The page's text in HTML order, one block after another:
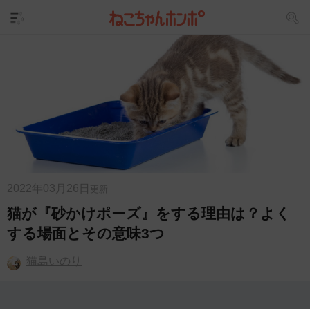
2022年03月26日 更新
猫が『砂かけポーズ』をする理由は？よく
する場面とその意味3つ
猫島いのり